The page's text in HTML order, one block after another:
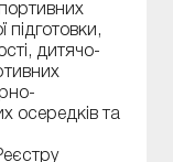
підготовки,
дитячо-
осередків та